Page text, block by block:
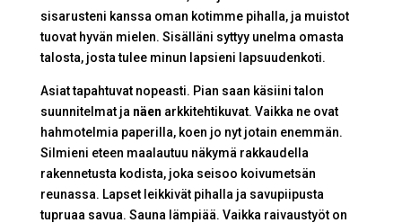
sisarusteni kanssa oman kotimme pihalla, ja muistot
tuovat hyvän mielen. Sisälläni syttyy unelma omasta
talosta, josta tulee minun lapsieni lapsuudenkoti.
Asiat tapahtuvat nopeasti. Pian saan käsiini talon
suunnitelmat ja näen arkkitehtikuvat. Vaikka ne ovat
hahmotelmia paperilla, koen jo nyt jotain enemmän.
Silmieni eteen maalautuu näkymä rakkaudella
rakennetusta kodista, joka seisoo koivumetsän
reunassa. Lapset leikkivät pihalla ja savupiipusta
tupruaa savua. Sauna lämpiää. Vaikka raivaustyöt on